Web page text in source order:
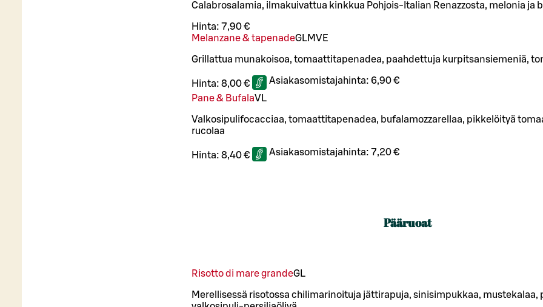
Calabrosalamia, ilmakuivattua kinkkua Pohjois-Italian Renazzosta, melonia ja
Hinta: 7,90 €
Melanzane & tapenadeGLMVE
Grillattua munakoisoa, tomaattitapenadea, paahdettuja kurpitsansiemeniä,
Hinta: 8,00 € Asiakasomistajahinta: 6,90 €
Pane & BufalaVL
Valkosipulifocacciaa, tomaattitapenadea, bufalamozzarellaa, pikkelöityä
rucolaa
Hinta: 8,40 € Asiakasomistajahinta: 7,20 €
Pääruoat
Risotto di mare grandeGL
Merellisessä risotossa chilimarinoituja jättirapuja, sinisimpukkaa, mustekalaa,